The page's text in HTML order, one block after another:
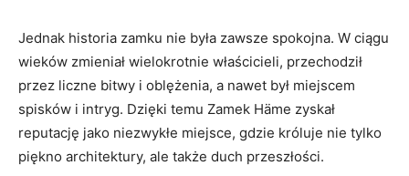
Jednak‌ historia zamku nie była zawsze‌ spokojna. W ciągu
⁣wieków zmieniał wielokrotnie właścicieli, przechodził
przez liczne⁣ bitwy i⁤ oblężenia, a nawet był miejscem
spisków i‍ intryg. Dzięki temu‌ Zamek Häme zyskał
reputację ⁣jako niezwykłe miejsce, gdzie króluje ‌nie tylko ​
piękno architektury, ⁣ale także ‌duch przeszłości.